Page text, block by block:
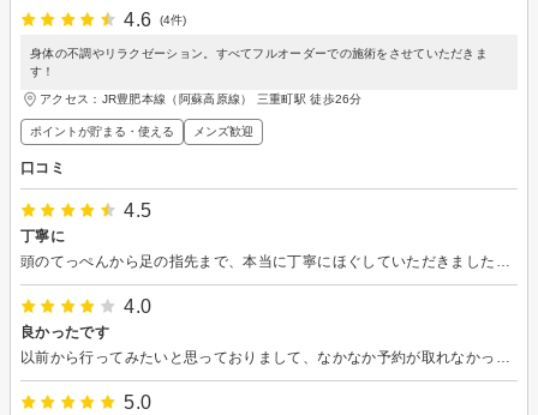
4.6
(4件)
身体の不調やリラクゼーション。すべてフルオーダーでの施術をさせていただきま
す！
アクセス：JR豊肥本線（阿蘇高原線） 三重町駅 徒歩26分
ポイントが貯まる・使える メンズ歓迎
口コミ
4.5
丁寧に
4.0
良かったです
5.0